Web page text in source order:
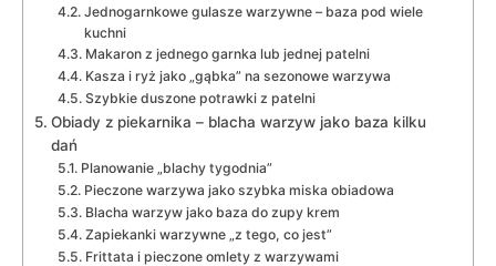
Jednogarnkowe gulasze warzywne – baza pod wiele
kuchni
Makaron z jednego garnka lub jednej patelni
Kasza i ryż jako „gąbka” na sezonowe warzywa
Szybkie duszone potrawki z patelni
Obiady z piekarnika – blacha warzyw jako baza kilku
dań
Planowanie „blachy tygodnia”
Pieczone warzywa jako szybka miska obiadowa
Blacha warzyw jako baza do zupy krem
Zapiekanki warzywne „z tego, co jest”
Frittata i pieczone omlety z warzywami